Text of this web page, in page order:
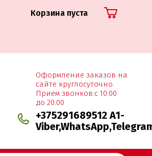
Корзина пуста
Оформление заказов на
сайте круглосуточно.
Прием звонков:с 10:00
до 20:00
+375291689512 A1-